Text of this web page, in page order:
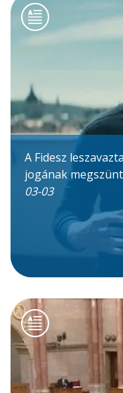
A Fidesz
jogának
03-03